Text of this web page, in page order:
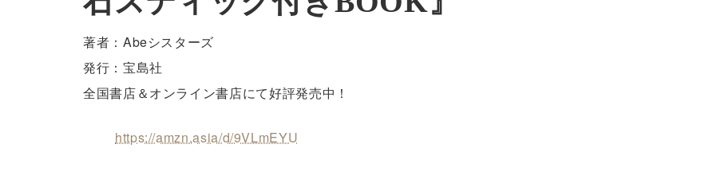
著者：Abeシスターズ
発行：宝島社
全国書店＆オンライン書店にて好評発売中！
https://amzn.asia/d/9VLmEYU